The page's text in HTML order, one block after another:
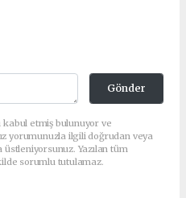
Gönder
kabul etmiş bulunuyor ve
yorumunuzla ilgili doğrudan veya
üstleniyorsunuz. Yazılan tüm
sorumlu tutulamaz.